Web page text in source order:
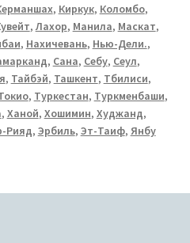
, Киркук, Коломбо,
,Лахор, Манила, Маскат,
, Нахичевань, Нью-Дели.,
, Сана, Себу, Сеул,
, Тайбэй, Ташкент, Тбилиси,
, Туркестан, Туркменбаши,
, Ханой, Хошимин, Худжанд,
Рияд, Эрбиль, Эт-Таиф, Янбу